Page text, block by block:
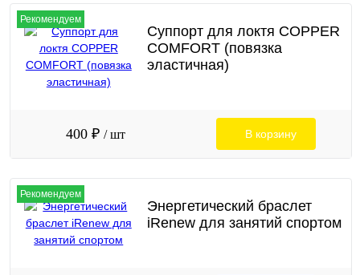
Рекомендуем
Суппорт для локтя COPPER
COMFORT (повязка
эластичная)
400 ₽ / шт В корзину
Рекомендуем
Энергетический браслет
iRenew для занятий спортом